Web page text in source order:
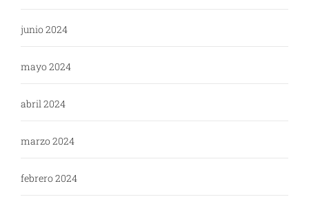
junio 2024
mayo 2024
abril 2024
marzo 2024
febrero 2024